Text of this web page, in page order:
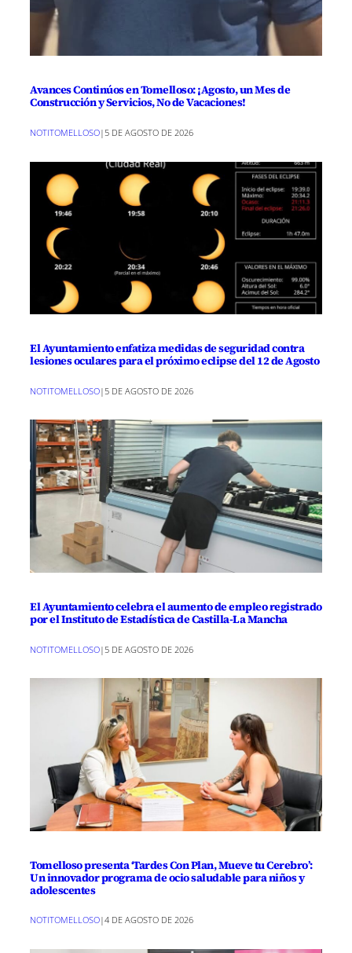
Avances Continúos en Tomelloso: ¡Agosto, un Mes de
Construcción y Servicios, No de Vacaciones!
NOTITOMELLOSO| 5 DE AGOSTO DE 2026
El Ayuntamiento enfatiza medidas de seguridad contra
lesiones oculares para el próximo eclipse del 12 de Agosto
NOTITOMELLOSO| 5 DE AGOSTO DE 2026
El Ayuntamiento celebra el aumento de empleo registrado
por el Instituto de Estadística de Castilla-La Mancha
NOTITOMELLOSO| 5 DE AGOSTO DE 2026
Tomelloso presenta ‘Tardes Con Plan, Mueve tu Cerebro’:
Un innovador programa de ocio saludable para niños y
adolescentes
NOTITOMELLOSO|4 DE AGOSTO DE 2026